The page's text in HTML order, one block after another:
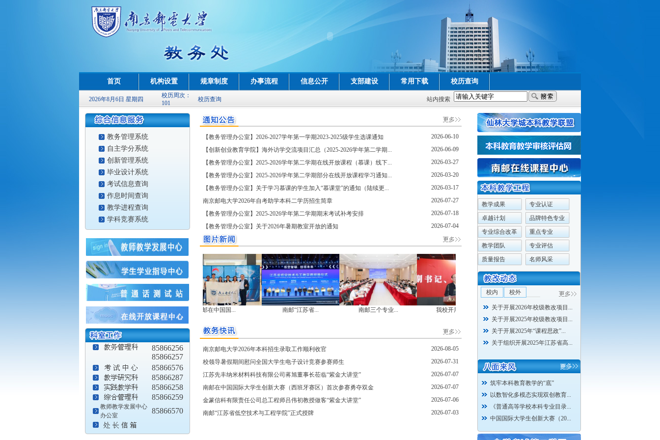
首页 机构设置 规章制度 办事流程 信息公开 支部建设 常用下载 校历查询
2026年8月6日 星期四
校历周次：
101
校历查询 站内搜索
教务管理系统
自主学分系统
创新管理系统
毕业设计系统
考试信息查询
作息时间查询
教学进程查询
学科竞赛系统
85866256
85866257
85866576
85866287
85866258
85866259
教师教学发展中心
办公室
85866570
【教务管理办公室】2026-2027学年第一学期2023-2025级学生选课通知
2026-06-10
【创新创业教育学院】海外访学交流项目汇总（2025-2026学年第二学期...
2026-06-09
【教务管理办公室】2025-2026学年第二学期在线开放课程（慕课）线下...
2026-03-27
【教务管理办公室】2025-2026学年第二学期部分在线开放课程学习通知...
2026-03-20
【教务管理办公室】关于学习慕课的学生加入“慕课堂”的通知（陆续更...
2026-03-17
南京邮电大学2026年自考助学本科二学历招生简章
2026-07-27
【教务管理办公室】2025-2026学年第二学期期末考试补考安排
2026-07-18
【教务管理办公室】关于2026年暑期教室开放的通知
2026-07-04
南邮在中国国... 南邮“江苏省... 南邮三个专业... 我校开展2026... 我校参加江苏...
南京邮电大学2026年本科招生录取工作顺利收官
2026-08-05
校领导暑假期间慰问全国大学生电子设计竞赛参赛师生
2026-07-31
江苏先丰纳米材料科技有限公司蒋旭董事长莅临“紫金大讲堂”
2026-07-07
南邮在中国国际大学生创新大赛（西班牙赛区）首次参赛勇夺双金
2026-07-07
金篆信科有限责任公司总工程师吕伟初教授做客“紫金大讲堂”
2026-07-06
南邮“江苏省低空技术与工程学院”正式授牌
2026-07-03
教学成果
专业认证
卓越计划
品牌特色专业
专业综合改革
重点专业
教学团队
专业评估
质量报告
名师风采
校内 校外
关于开展2026年校级教改项目...
关于开展2025年校级教改项目...
关于开展2025年“课程思政”...
关于组织开展2025年江苏省高...
筑牢本科教育教学的“底”
以数智化多模态实现双创教育...
《普通高等学校本科专业目录...
中国国际大学生创新大赛（20...